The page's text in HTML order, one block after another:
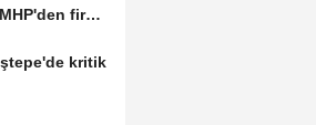
fire
kritik